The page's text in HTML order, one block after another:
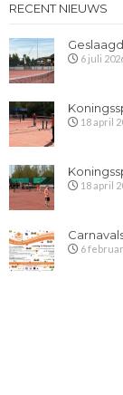
RECENT NIEUWS
6 juli
18 april
18 april
6